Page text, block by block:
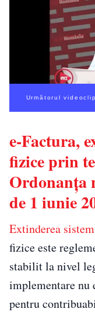
Următorul
e-Factura,
fizice prin
Ordonanța
de 1 iunie
Extinderea
fizice este
stabilit la nivel
implementare
pentru